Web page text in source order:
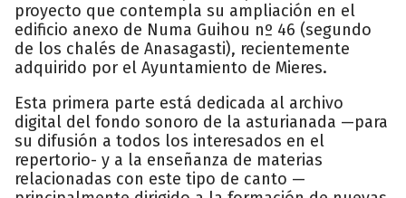
proyecto que contempla su ampliación en el
edificio anexo de Numa Guihou nº 46 (segundo
de los chalés de Anasagasti), recientemente
adquirido por el Ayuntamiento de Mieres.
Esta primera parte está dedicada al archivo
digital del fondo sonoro de la asturianada —para
su difusión a todos los interesados en el
repertorio- y a la enseñanza de materias
relacionadas con este tipo de canto —